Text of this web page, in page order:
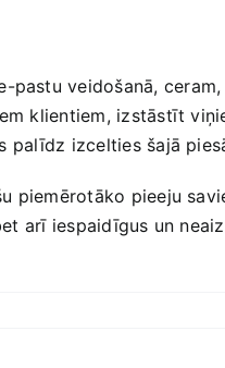
veidošanā,
klientiem, ‍izstāstīt
palīdz izcelties šajā
pieeju
iespaidīgus ‍un